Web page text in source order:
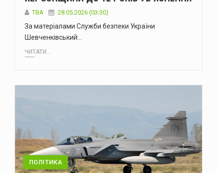
ТВА 28.05.2026 (03:30)
За матеріалами Служби безпеки України
Шевченківський…
ЧИТАТИ...
ПОЛІТИКА